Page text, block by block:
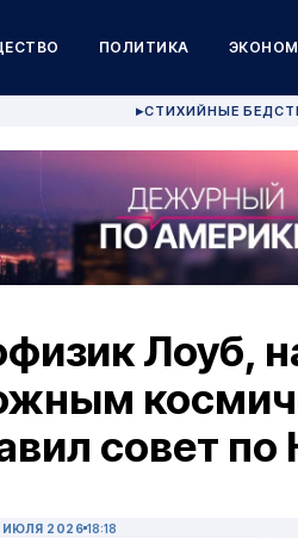
ПОЛИТИКА
▶СТИХИЙНЫЕ
Лоуб,
совет
ИЮЛЯ 2026 18:18